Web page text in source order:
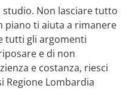
Non lasciare tutto
piano ti aiuta a rimanere
tutti gli argomenti
e di non
e costanza, riesci
Regione Lombardia